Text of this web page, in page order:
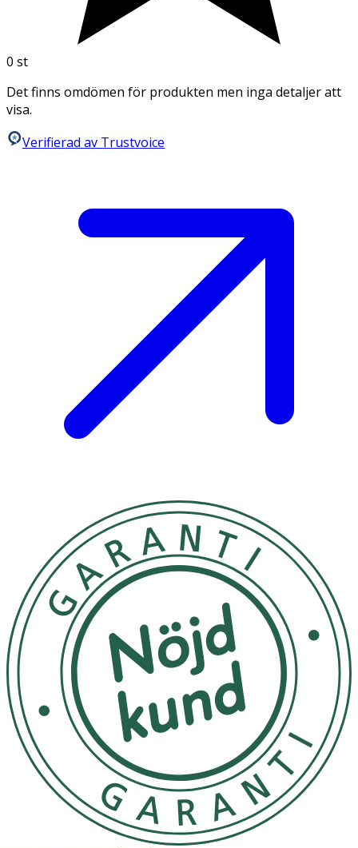
0 st
Det finns omdömen för produkten men inga detaljer att
visa.
Verifierad av Trustvoice